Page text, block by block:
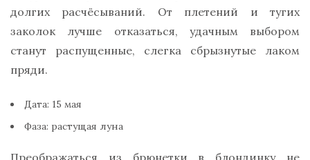
долгих расчёсываний. От плетений и тугих
заколок лучше отказаться, удачным выбором
станут распущенные, слегка сбрызнутые лаком
пряди.
Дата: 15 мая
Фаза: растущая луна
Преображаться из брюнетки в блондинку не